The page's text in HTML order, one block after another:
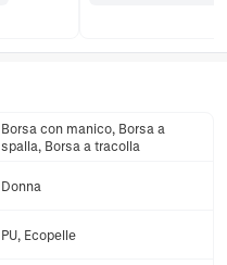
Borsa con manico, Borsa a
spalla, Borsa a tracolla
Donna
PU, Ecopelle